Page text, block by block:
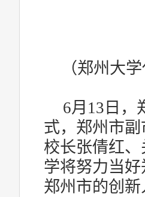
（郑州大
6月 13 日，
式，郑州市
校长张倩红
学将努力当
郑州市的创